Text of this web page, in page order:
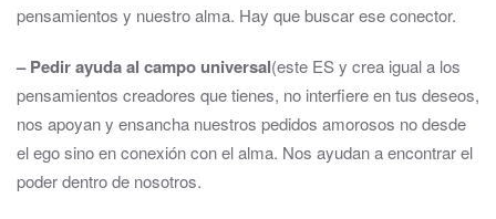
pensamientos y nuestro alma. Hay que buscar ese conector.
– Pedir ayuda al campo universal(este ES y crea igual a los
pensamientos creadores que tienes, no interfiere en tus deseos,
nos apoyan y ensancha nuestros pedidos amorosos no desde
el ego sino en conexión con el alma. Nos ayudan a encontrar el
poder dentro de nosotros.